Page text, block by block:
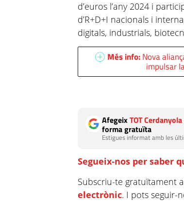
d’euros l’any 2024 i
d’R+D+I nacionals i
digitals, industrials,
Més info:Nova
impulsar
AfegeixTOT Cerdanyola
forma gratuïta
Estigues informat amb les
Segueix-nos per saber
Subscriu-te gratuïtament
electrònic. I pots seguir-